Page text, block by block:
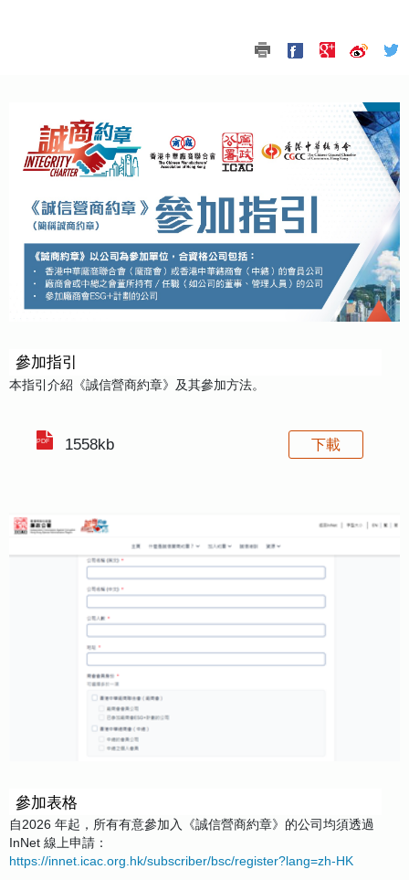
參加指引
本指引介紹《誠信營商約章》及其參加方法。
1558kb 下載
參加表格
自2026 年起，所有有意參加入《誠信營商約章》的公司均須透過
InNet 線上申請：
https://innet.icac.org.hk/subscriber/bsc/register?lang=zh-HK